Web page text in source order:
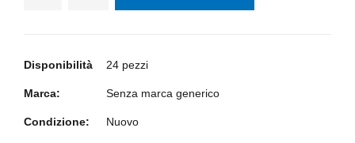
Disponibilità 24 pezzi
Marca: Senza marca generico
Condizione: Nuovo